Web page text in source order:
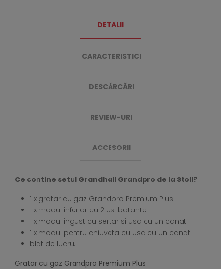
DETALII
CARACTERISTICI
DESCĂRCĂRI
REVIEW-URI
ACCESORII
Ce contine setul Grandhall Grandpro de la Stoll?
1 x gratar cu gaz Grandpro Premium Plus
1 x modul inferior cu 2 usi batante
1 x modul ingust cu sertar si usa cu un canat
1 x modul pentru chiuveta cu usa cu un canat
blat de lucru.
Gratar cu gaz Grandpro Premium Plus